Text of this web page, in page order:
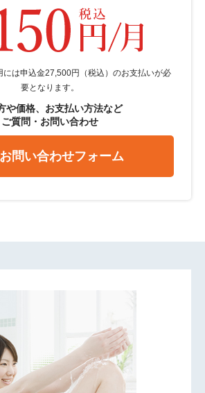
は申込金27,500円（税込）のお支払いが必
要となります。
や価格、お支払い方法など
ご質問・お問い合わせ
お問い合わせフォーム